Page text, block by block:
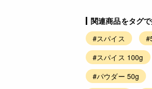
関連商品をタグ
#スパイス
#スパイス 100g
#パウダー 50g